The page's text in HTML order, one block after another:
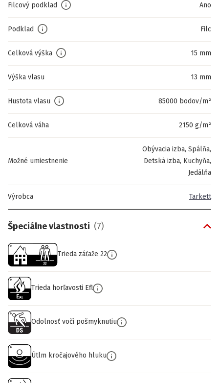
Filcový podklad Ano
Podklad Filc
Celková výška 15 mm
Výška vlasu 13 mm
Hustota vlasu 85000 bodov/m²
Celková váha 2150 g/m²
Možné umiestnenie
Obývacia izba, Spálňa,
Detská izba, Kuchyňa,
Jedálňa
Výrobca Tarkett
Špeciálne vlastnosti (7)
Trieda záťaže 22
Trieda horľavosti Efl
Odolnosť voči pošmyknutiu
Útlm kročajového hluku